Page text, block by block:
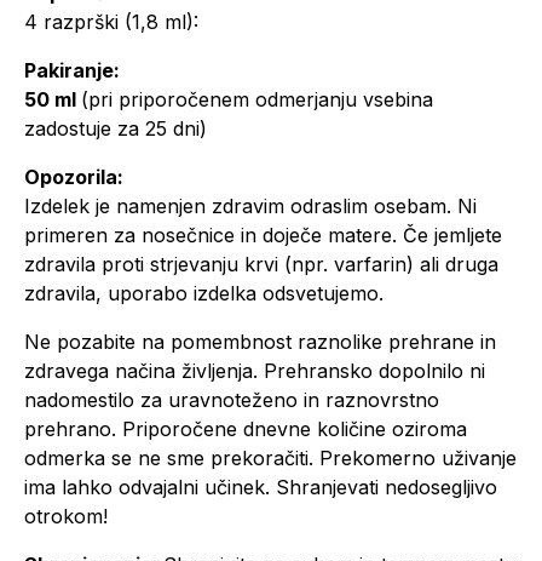
4 razprški (1,8 ml):
Pakiranje:
50 ml (pri priporočenem odmerjanju vsebina
zadostuje za 25 dni)
Opozorila:
Izdelek je namenjen zdravim odraslim osebam. Ni
primeren za nosečnice in doječe matere. Če jemljete
zdravila proti strjevanju krvi (npr. varfarin) ali druga
zdravila, uporabo izdelka odsvetujemo.
Ne pozabite na pomembnost raznolike prehrane in
zdravega načina življenja. Prehransko dopolnilo ni
nadomestilo za uravnoteženo in raznovrstno
prehrano. Priporočene dnevne količine oziroma
odmerka se ne sme prekoračiti. Prekomerno uživanje
ima lahko odvajalni učinek. Shranjevati nedosegljivo
otrokom!